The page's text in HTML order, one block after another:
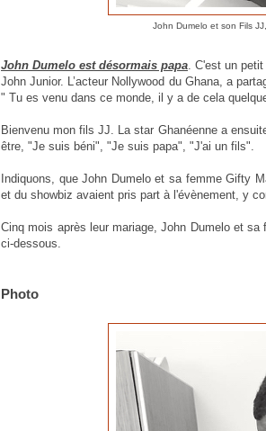
John Dumelo et son Fils
John Dumelo est désormais papa. C'est un
John Junior. L’acteur Nollywood du Ghana, a
" Tu es venu dans ce monde, il y a de cela
Bienvenu mon fils JJ. La star Ghanéenne a
être, "Je suis béni", "Je suis papa", "J'ai un fils".
Indiquons, que John Dumelo et sa femme Gifty
et du showbiz avaient pris part à l'évènement, y
Cinq mois après leur mariage, John Dumelo et
ci-dessous.
Photo